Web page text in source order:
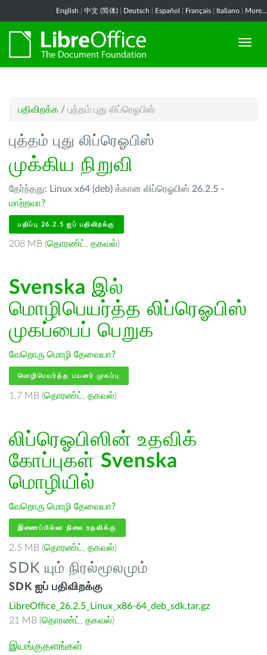
English 中文 (简体) Deutsch Español Français Italiano More...
பதிவிறக்க / புத்தம் புது லிப்ரெஓபிஸ்
புத்தம் புது லிப்ரெஓபிஸ்
முக்கிய நிறுவி
தேர்ந்தது: Linux x64 (deb) க்கான லிப்ரெஓபிஸ் 26.2.5 -
மாற்றவா?
பதிப்பு 26.2.5 ஐப் பதிவிறக்கு
208 MB (தொரண்ட் , தகவல்)
Svenska இல்
மொழிபெயர்த்த லிப்ரெஓபிஸ்
முகப்பைப் பெறுக
வேறொரு மொழி தேவையா?
மொழிபெயர்த்த பயனர் முகப்பு
1.7 MB (தொரண்ட் , தகவல்)
லிப்ரெஓபிஸின் உதவிக்
கோப்புகள் Svenska
மொழியில்
வேறொரு மொழி தேவையா?
இணைப்பில்லா நிலை உதவிக்கு
2.5 MB (தொரண்ட் , தகவல்)
SDK யும் நிரல்மூலமும்
SDK ஐப் பதிவிறக்கு
LibreOffice_26.2.5_Linux_x86-64_deb_sdk.tar.gz
21 MB (தொரண்ட் , தகவல்)
இயங்குதளங்கள்